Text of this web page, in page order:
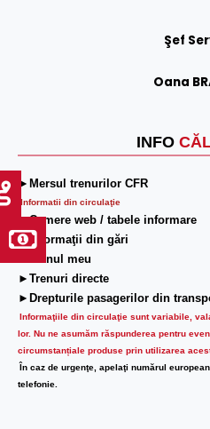
INFO
►Mersul trenurilor CFR
Informatii din circulaţie
►Camere web / tabele informare
►Informaţii din gări
►Trenul meu
►Trenuri directe
►Drepturile pasagerilor din
Informaţiile din circulaţie sunt variabile,
lor. Nu ne asumăm răspunderea pentru
circumstanțiale produse prin utilizarea
În caz de urgenţe, apelaţi numărul
telefonie.
Şef
Oana